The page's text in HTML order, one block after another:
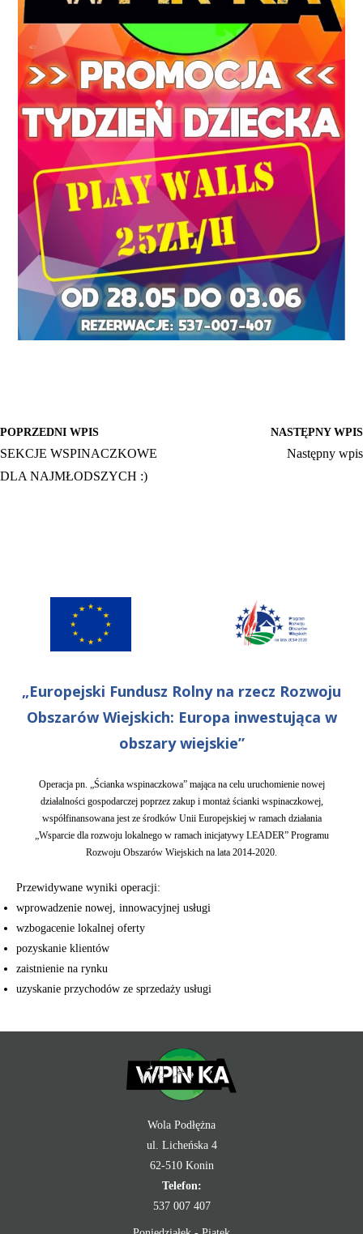
POPRZEDNI WPIS
SEKCJE WSPINACZKOWE
DLA NAJMŁODSZYCH :)
NASTĘPNY WPIS
Następny wpis
„Europejski Fundusz Rolny na rzecz Rozwoju
Obszarów Wiejskich: Europa inwestująca w
obszary wiejskie”
Operacja pn. „Ścianka wspinaczkowa” mająca na celu uruchomienie nowej
działalności gospodarczej poprzez zakup i montaż ścianki wspinaczkowej,
współfinansowana jest ze środków Unii Europejskiej w ramach działania
„Wsparcie dla rozwoju lokalnego w ramach inicjatywy LEADER” Programu
Rozwoju Obszarów Wiejskich na lata 2014-2020.
Przewidywane wyniki operacji:
wprowadzenie nowej, innowacyjnej usługi
wzbogacenie lokalnej oferty
pozyskanie klientów
zaistnienie na rynku
uzyskanie przychodów ze sprzedaży usługi
Wola Podłężna
ul. Licheńska 4
62-510 Konin
Telefon:
537 007 407